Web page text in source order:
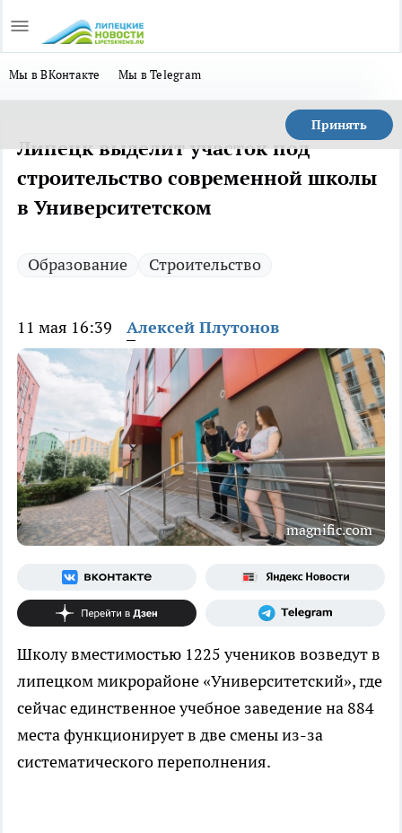
Мы в ВКонтакте Мы в Telegram
Принять
Липецк выделит участок под
строительство современной школы
в Университетском
Образование Строительство
11 мая 16:39 Алексей Плутонов
magnific.com
Школу вместимостью 1225 учеников возведут в
липецком микрорайоне «Университетский», где
сейчас единственное учебное заведение на 884
места функционирует в две смены из-за
систематического переполнения.